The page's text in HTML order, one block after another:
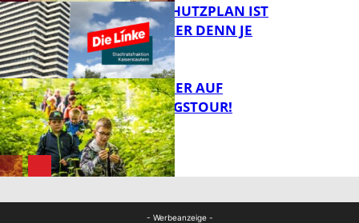
FB Gesundheit
FB News
EIN HITZESCHUTZPLAN IST
NOTWENDIGER DENN JE
MIT DEM JÄGER AUF
ENTDECKUNGSTOUR!
- Werbeanzeige -